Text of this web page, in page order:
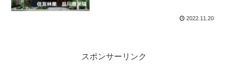
2022.11.20
スポンサーリンク